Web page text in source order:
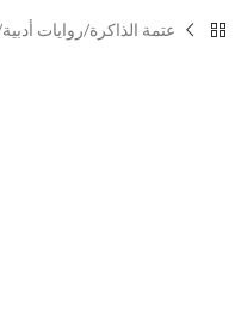
روايات أدبية عتمة الذاكرة